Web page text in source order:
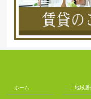
ホーム
二地域居